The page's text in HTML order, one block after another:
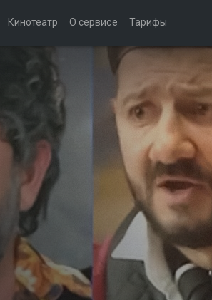
Кинотеатр О сервисе Тарифы